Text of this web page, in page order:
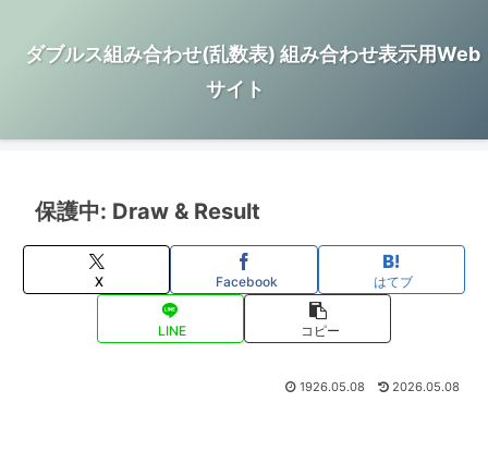
ダブルス組み合わせ(乱数表) 組み合わせ表示用Web
サイト
保護中: Draw & Result
X Facebook はてブ
LINE コピー
1926.05.08 2026.05.08